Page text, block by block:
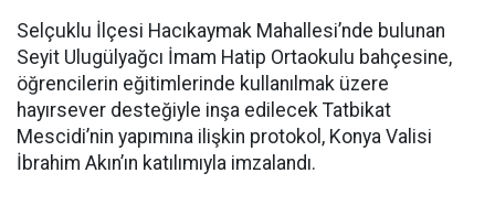
Selçuklu İlçesi Hacıkaymak Mahallesi’nde bulunan
Seyit Ulugülyağcı İmam Hatip Ortaokulu bahçesine,
öğrencilerin eğitimlerinde kullanılmak üzere
hayırsever desteğiyle inşa edilecek Tatbikat
Mescidi’nin yapımına ilişkin protokol, Konya Valisi
İbrahim Akın’ın katılımıyla imzalandı.